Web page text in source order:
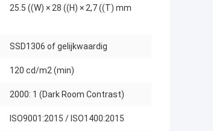
25.5 ((W) × 28 ((H) × 2,7 ((T) mm
SSD1306 of gelijkwaardig
120 cd/m2 (min)
2000: 1 (Dark Room Contrast)
ISO9001:2015 / ISO1400:2015